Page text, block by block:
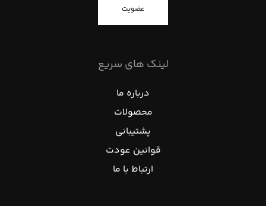
عضویت
لینک های سریع
درباره ما
محصولات
پشتیبانی
قوانین عودت
ارتباط با ما